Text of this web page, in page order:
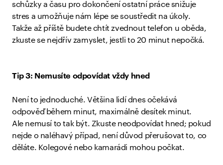
schůzky a času pro dokončení ostatní práce snižuje
stres a umožňuje nám lépe se soustředit na úkoly.
Takže až příště budete chtít zvednout telefon u oběda,
zkuste se nejdřív zamyslet, jestli to 20 minut nepočká.
Tip 3: Nemusíte odpovídat vždy hned
Není to jednoduché. Většina lidí dnes očekává
odpověď během minut, maximálně desítek minut.
Ale nemusí to tak být. Zkuste neodpovídat hned; pokud
nejde o naléhavý případ, není důvod přerušovat to, co
děláte. Kolegové nebo kamarádi mohou počkat.